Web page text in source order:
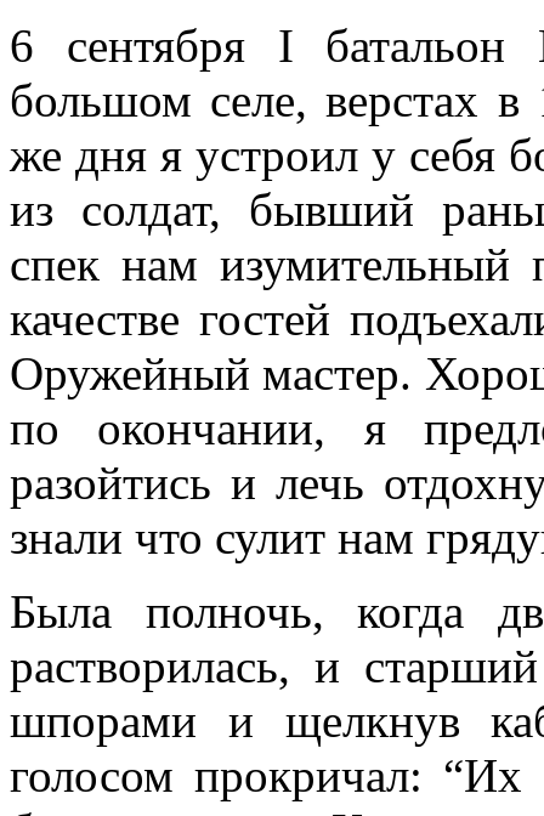
6 сентября I батальон
большом селе, верстах
же дня я устроил у себя
из солдат, бывший
спек нам
качестве гостей
Оружейный мастер.
по окончании, я
разойтись и лечь
знали что сулит нам
Была полночь, когда
растворилась, и
шпорами и щелкнув
голосом прокричал: “Их